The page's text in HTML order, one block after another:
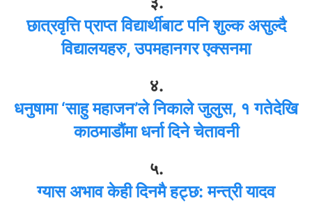
छात्रवृत्ति प्राप्त विद्यार्थीबाट पनि शुल्क असुल्दै
विद्यालयहरु, उपमहानगर एक्सनमा
४.
धनुषामा ‘साहु महाजन’ले निकाले जुलुस, १ गतेदेखि
काठमाडौंमा धर्ना दिने चेतावनी
५.
ग्यास अभाव केही दिनमै हट्छ: मन्त्री यादव